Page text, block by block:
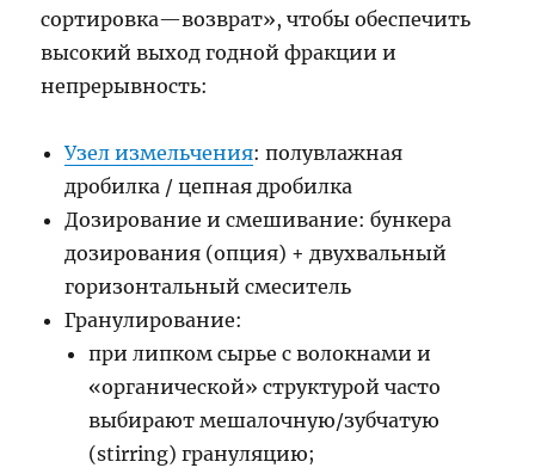
сортировка—возврат», чтобы обеспечить
высокий выход годной фракции и
непрерывность:
Узел измельчения: полувлажная
дробилка / цепная дробилка
Дозирование и смешивание: бункера
дозирования (опция) + двухвальный
горизонтальный смеситель
Гранулирование:
при липком сырье с волокнами и
«органической» структурой часто
выбирают мешалочную/зубчатую
(stirring) грануляцию;